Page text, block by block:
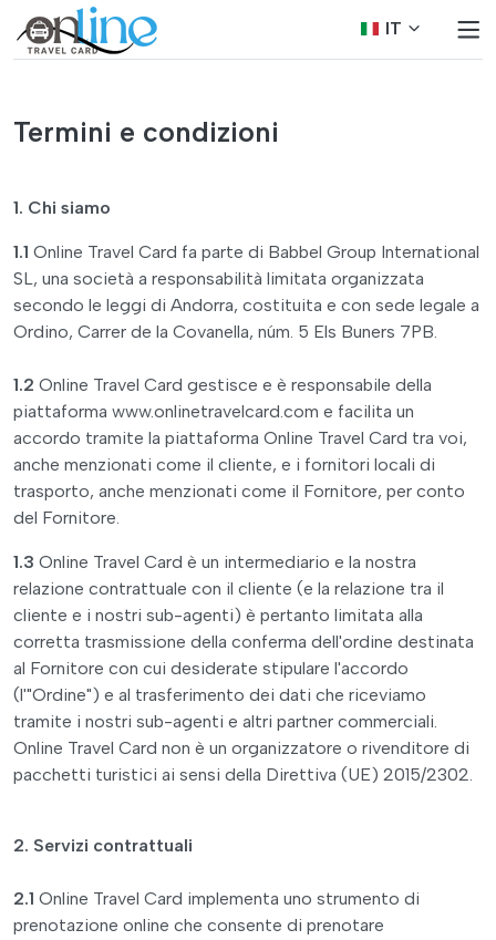
IT
Termini e condizioni
1. Chi siamo
1.1 Online Travel Card fa parte di Babbel Group International
SL, una società a responsabilità limitata organizzata
secondo le leggi di Andorra, costituita e con sede legale a
Ordino, Carrer de la Covanella, núm. 5 Els Buners 7PB.
1.2 Online Travel Card gestisce e è responsabile della
piattaforma www.onlinetravelcard.com e facilita un
accordo tramite la piattaforma Online Travel Card tra voi,
anche menzionati come il cliente, e i fornitori locali di
trasporto, anche menzionati come il Fornitore, per conto
del Fornitore.
1.3 Online Travel Card è un intermediario e la nostra
relazione contrattuale con il cliente (e la relazione tra il
cliente e i nostri sub-agenti) è pertanto limitata alla
corretta trasmissione della conferma dell'ordine destinata
al Fornitore con cui desiderate stipulare l'accordo
(l'"Ordine") e al trasferimento dei dati che riceviamo
tramite i nostri sub-agenti e altri partner commerciali.
Online Travel Card non è un organizzatore o rivenditore di
pacchetti turistici ai sensi della Direttiva (UE) 2015/2302.
2. Servizi contrattuali
2.1 Online Travel Card implementa uno strumento di
prenotazione online che consente di prenotare